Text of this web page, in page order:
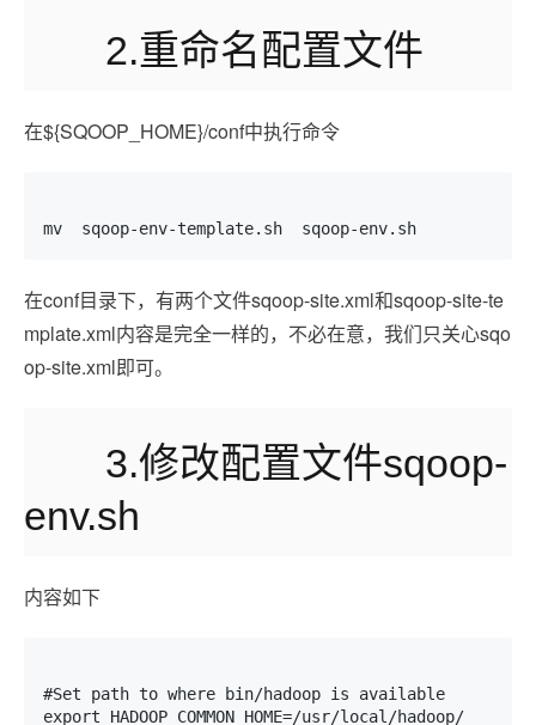
2.重命名配置文件
在${SQOOP_HOME}/conf中执行命令
mv  sqoop-env-template.sh  sqoop-env.sh
在conf目录下，有两个文件sqoop-site.xml和sqoop-site-te
mplate.xml内容是完全一样的，不必在意，我们只关心sqo
op-site.xml即可。
3.修改配置文件sqoop-
env.sh
内容如下
#Set path to where bin/hadoop is available
export HADOOP_COMMON_HOME=/usr/local/hadoop/